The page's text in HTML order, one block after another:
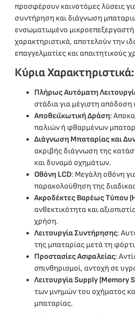
προσφέρουν καινοτόμες λύσεις
συντήρηση και διάγνωση
ενσωματωμένο μικροεπεξεργαστή
χαρακτηριστικά, αποτελούν την
επαγγελματίες και απαιτητικούς
Κύρια Χαρακτηριστικά:
Πλήρως Αυτόματη
στάδια για μέγιστη απόδοση
Αποθειϊκωτική Δράση:
παλιών ή φθαρμένων
Διάγνωση Μπαταρίας και
ακριβής διάγνωση της
και δυναμό οχημάτων.
Οθόνη LCD: Μεγάλη οθόνη
παρακολούθηση της
Ακροδέκτες Βαρέως Τύπου
ανθεκτικότητα και
χρήση.
Λειτουργία Συντήρησης:
της μπαταρίας μετά τη
Προστασίες Ασφαλείας:
σπινθηρισμοί, αντοχή σε
Λειτουργία Supply (Memory
των μνημών του οχήματος
μπαταρίας.